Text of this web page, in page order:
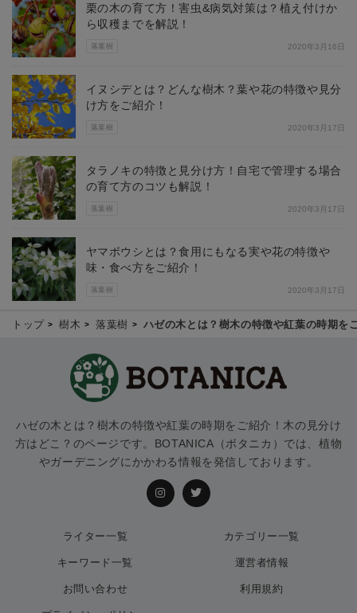
落葉樹
栗の木の育て方！害虫&病気対策は？植え付けか
ら収穫までを解説！
2020年3月16日
落葉樹
イヌシデとは？どんな樹木？葉や花の特徴や見分
け方をご紹介！
2020年3月17日
落葉樹
タラノキの特徴と見分け方！自宅で管理する場合
の育て方のコツも解説！
2020年3月17日
落葉樹
ヤマボウシとは？食用にもなる実や花の特徴や
味・食べ方をご紹介！
2020年3月17日
トップ 樹木 落葉樹 ハゼの木とは？樹木の特徴や紅葉の時期を
ハゼの木とは？樹木の特徴や紅葉の時期をご紹介！木の見分け
方はどこ？のページです。BOTANICA（ボタニカ）では、植物
やガーデニングにかかわる情報を発信しております。
ライター一覧 カテゴリー一覧
キーワード一覧 運営者情報
お問い合わせ 利用規約